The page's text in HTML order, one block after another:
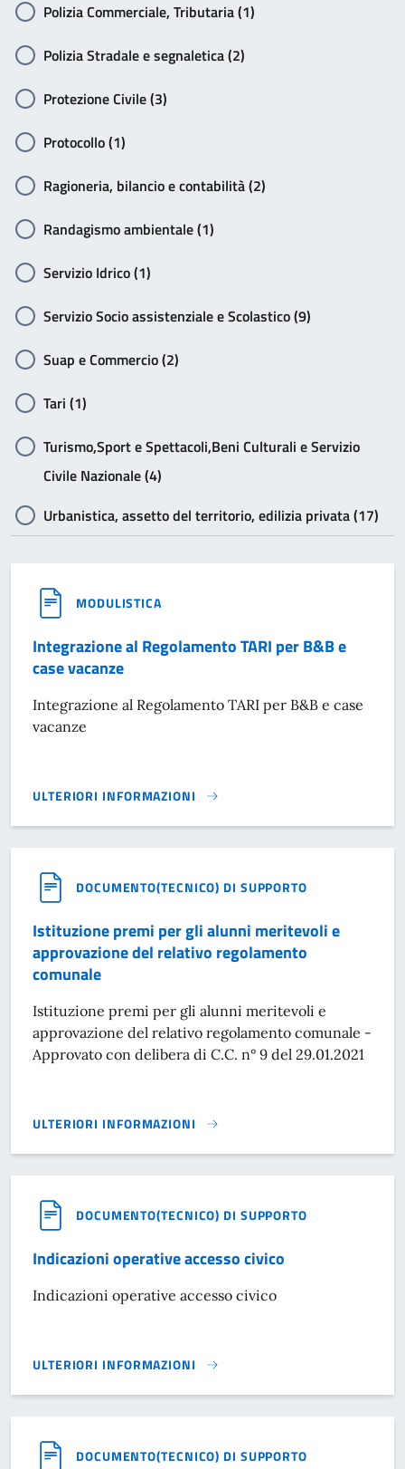
Polizia Commerciale, Tributaria (1)
Polizia Stradale e segnaletica (2)
Protezione Civile (3)
Protocollo (1)
Ragioneria, bilancio e contabilità (2)
Randagismo ambientale (1)
Servizio Idrico (1)
Servizio Socio assistenziale e Scolastico (9)
Suap e Commercio (2)
Tari (1)
Turismo,Sport e Spettacoli,Beni Culturali e Servizio
Civile Nazionale (4)
Urbanistica, assetto del territorio, edilizia privata (17)
MODULISTICA
Integrazione al Regolamento TARI per B&B e
case vacanze
Integrazione al Regolamento TARI per B&B e case
vacanze
ULTERIORI INFORMAZIONI
INTEGRAZIONE AL REGOLAMENTO TARI PER B&B E CASE
DOCUMENTO(TECNICO) DI SUPPORTO
Istituzione premi per gli alunni meritevoli e
approvazione del relativo regolamento
comunale
Istituzione premi per gli alunni meritevoli e
approvazione del relativo regolamento comunale -
Approvato con delibera di C.C. n° 9 del 29.01.2021
ULTERIORI INFORMAZIONI
ISTITUZIONE PREMI PER GLI ALUNNI MERITEVOLI E
DOCUMENTO(TECNICO) DI SUPPORTO
Indicazioni operative accesso civico
Indicazioni operative accesso civico
ULTERIORI INFORMAZIONI
INDICAZIONI OPERATIVE ACCESSO CIVICO}
DOCUMENTO(TECNICO) DI SUPPORTO